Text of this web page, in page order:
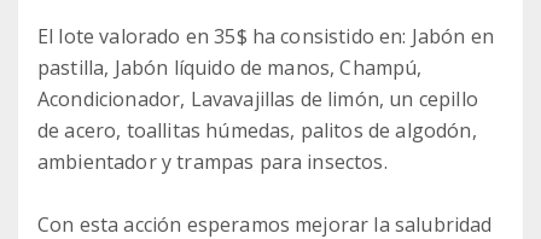
El lote valorado en 35$ ha consistido en: Jabón en
pastilla, Jabón líquido de manos, Champú,
Acondicionador, Lavavajillas de limón, un cepillo
de acero, toallitas húmedas, palitos de algodón,
ambientador y trampas para insectos.
Con esta acción esperamos mejorar la salubridad